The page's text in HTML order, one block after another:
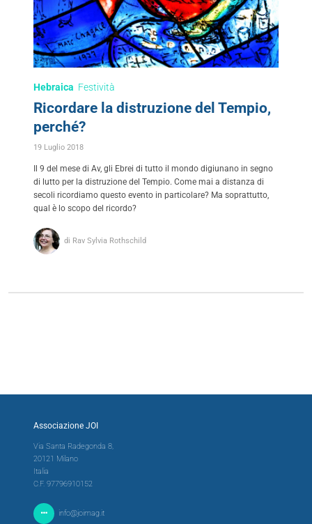
Hebraica Festività
Ricordare la distruzione del Tempio,
perché?
19 Luglio 2018
Il 9 del mese di Av, gli Ebrei di tutto il mondo digiunano in segno
di lutto per la distruzione del Tempio. Come mai a distanza di
secoli ricordiamo questo evento in particolare? Ma soprattutto,
qual è lo scopo del ricordo?
di Rav Sylvia Rothschild
Associazione JOI
Via Santa Radegonda 8,
20121 Milano
Italia
C.F. 97796910152
info@joimag.it